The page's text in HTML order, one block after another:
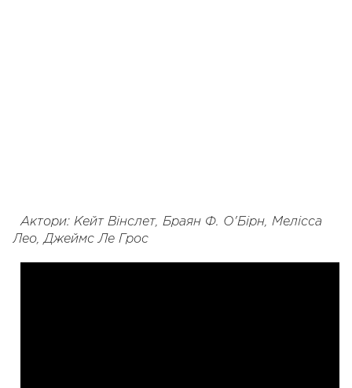
Актори: Кейт Вінслет, Браян Ф. О'Бірн, Мелісса
Лео, Джеймс Ле Грос